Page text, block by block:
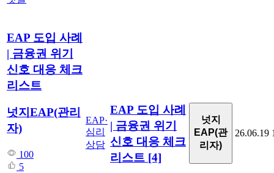
EAP 도입 사례
| 금융권 위기
신호 대응 체크
리스트
넛지EAP(관리
자)
100
5
EAP·
심리
상담
EAP 도입 사례
| 금융권 위기
신호 대응 체크
리스트 [4]
넛지
EAP(관
리자)
26.06.19